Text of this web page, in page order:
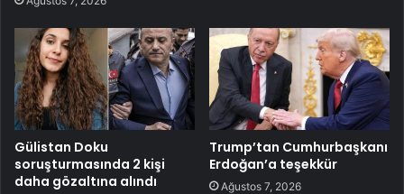
Gülistan Doku
soruşturmasında 2 kişi
daha gözaltına alındı
Trump’tan Cumhurbaşkanı
Erdoğan’a teşekkür
Ağustos 7, 2026